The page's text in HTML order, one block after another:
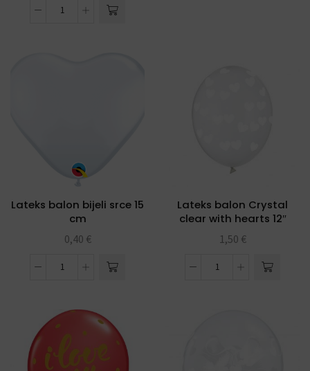
Lateks balon bijeli srce 15
cm
0,40 €
Lateks balon Crystal
clear with hearts 12″
1,50 €